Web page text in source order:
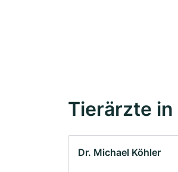
Tierärzte in
Dr. Michael Köhler